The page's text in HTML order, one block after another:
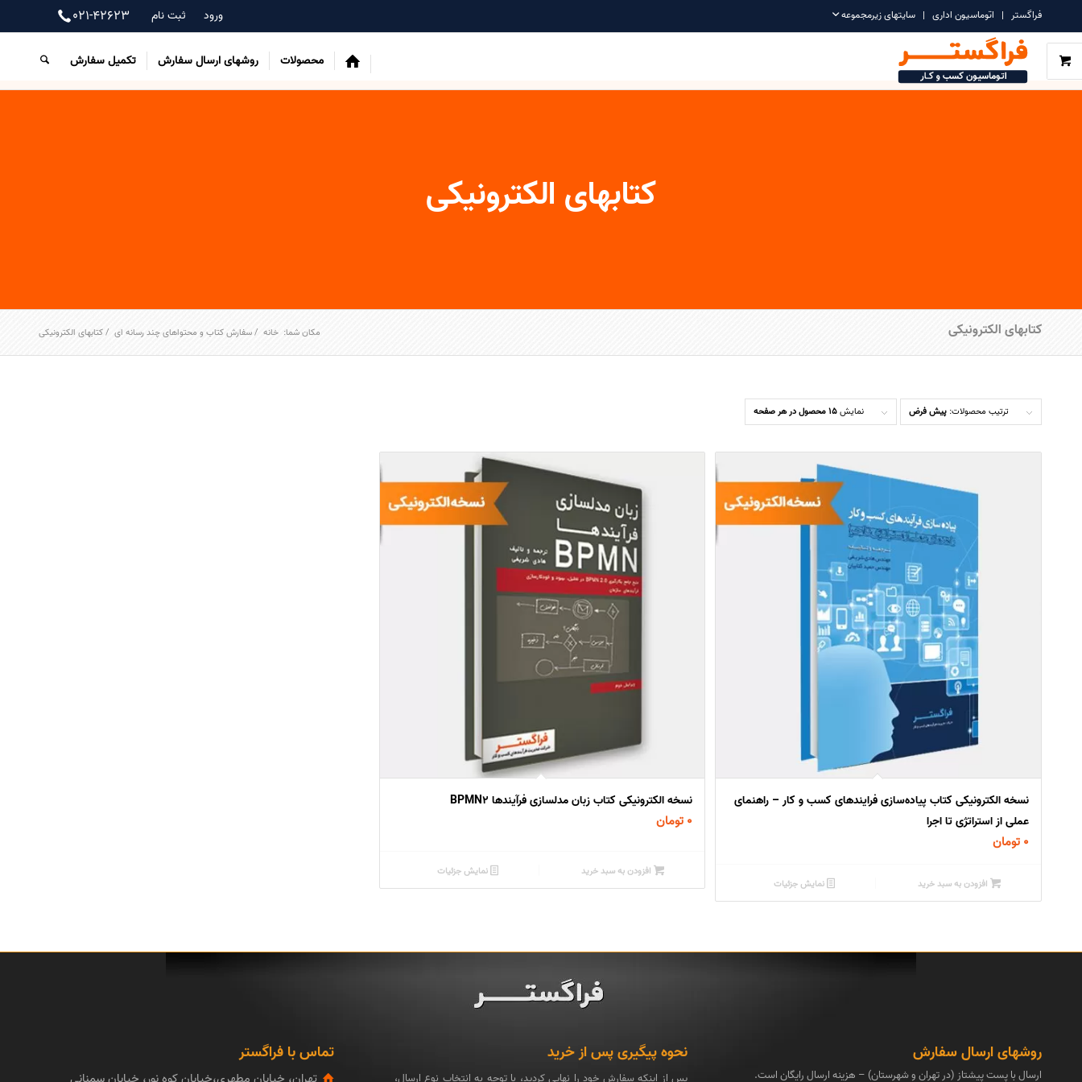
فراگستر اتوماسیون اداری سایتهای زیرمجموعه ورود ثبت نام 021-42623
محصولات روشهای ارسال سفارش تکمیل سفارش
کتابهای الکترونیکی
کتابهای الکترونیکی مکان شما: خانه /سفارش کتاب و محتواهای چند رسانه ای /کتابهای الکترونیکی
ترتیب محصولات: پیش فرض نمایش15 محصول در هر صفحه
3.50
نسخه الکترونیکی کتاب پیاده‌سازی فرایندهای کسب و کار – راهنمای
عملی از استراتژی تا اجرا
۰ تومان
افزودن به سبد خرید نمایش جزئیات
2.97
نسخه الکترونیکی کتاب زبان مدلسازی فرآیندها BPMN2
۰ تومان
افزودن به سبد خرید نمایش جزئیات
روشهای ارسال سفارش
ارسال با پست پیشتاز (در تهران و شهرستان) – هزینه ارسال رایگان است.
نحوه پیگیری پس از خرید تماس با فراگستر